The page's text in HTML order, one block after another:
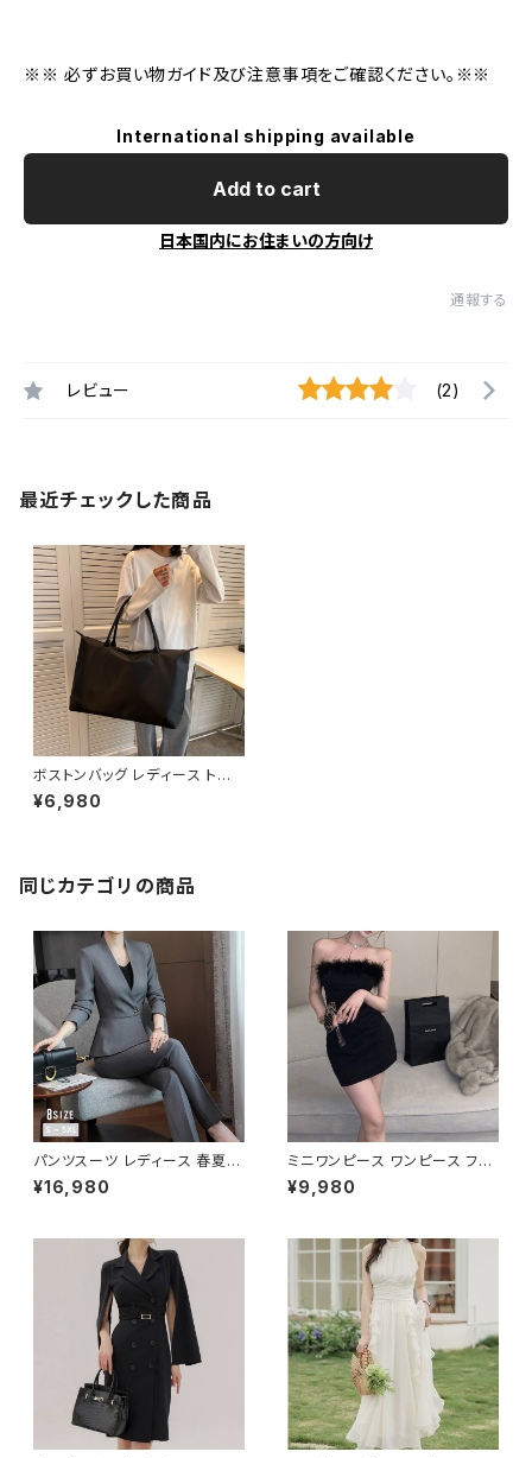
※※ 必ずお買い物ガイド及び注意事項をご確認ください。※※
International shipping available
Add to cart
日本国内にお住まいの方向け
通報する
レビュー (2)
最近チェックした商品
ボストンバッグ レディース トート
バッグ ショルダーバッグ 春夏 秋
冬 春 夏 秋 冬 黒 バッグ ビッグ
トンバック ママバック ハンドバッ
グ ボストン バック ショルダー 肩
ク かばん ママバッグ 大容量 遠
征 旅行 通学 通勤 大学生 女の
子 A4 B4 グレー ピンク ボルド
ー ブラック カレッジコーデ カジ
ュアル デイリー デート お出か
け K-B0162
¥6,980
同じカテゴリの商品
パンツスーツ レディース 春夏
秋冬 春 夏 秋 冬 黒 紺 スーツ
上下セット 2点セット ジャケット
ビジネススーツ ロング パンツス
ーツ ロングパンツ ペプラム ノー
カラースーツ ペプラムジャケット
レディーススーツ 大きいサイズ
オフィス OL オフィスカジュアル
ビジネス 結婚式 パーティー お
呼ばれ ブラック ネイビー グレ
ー S M L XL 2XL 3XL 4XL 5
XL 10代 20代 30代 40代 C-
WAW1079
¥16,980
ミニワンピース ワンピース フェ
ザーデザイン タイトワンピース
チューブトップ レディース 春夏
ワンピドレス OL エレガント フ
ォーマル ブラック ボルドー ホワ
イト 大きいサイズ きれいめ ドレ
スワンピース お呼ばれ 韓国 フ
ァッション オフィスカジュアル 韓
国風 キャバドレス ナイトドレス
ナイトワンピ カジュアル 10代 2
0代 30代 40代 C-OSS0127
¥9,980